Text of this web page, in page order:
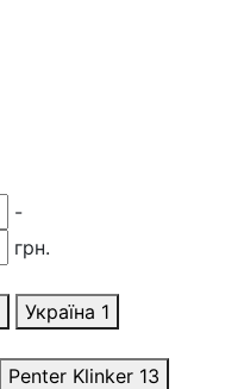
-
грн.
Україна 1
Penter Klinker 13